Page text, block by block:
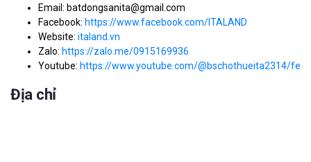
Email: batdongsanita@gmail.com
Facebook: https://www.facebook.com/ITALAND
Website: italand.vn
Zalo: https://zalo.me/0915169936
Youtube: https://www.youtube.com/@bschothueita2314/
Địa chỉ